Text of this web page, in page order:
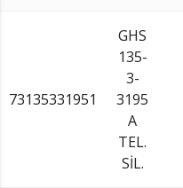
73135331951
GHS
135-
3-
3195
A
TEL.
SİL.